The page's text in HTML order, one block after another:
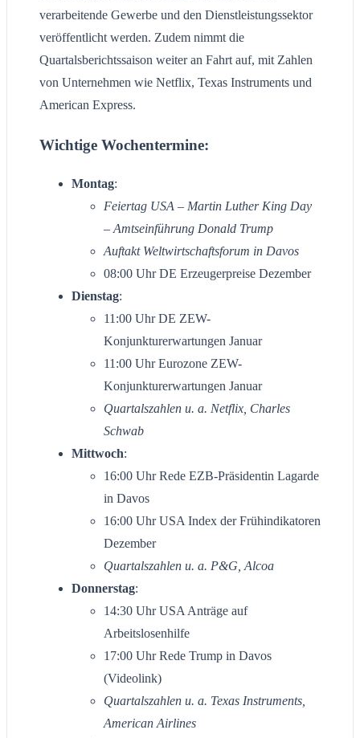
verarbeitende Gewerbe und den Dienstleistungssektor
veröffentlicht werden. Zudem nimmt die
Quartalsberichtssaison weiter an Fahrt auf, mit Zahlen
von Unternehmen wie Netflix, Texas Instruments und
American Express.
Wichtige Wochentermine:
Montag:
Feiertag USA – Martin Luther King Day
– Amtseinführung Donald Trump
Auftakt Weltwirtschaftsforum in Davos
08:00 Uhr DE Erzeugerpreise Dezember
Dienstag:
11:00 Uhr DE ZEW-
Konjunkturerwartungen Januar
11:00 Uhr Eurozone ZEW-
Konjunkturerwartungen Januar
Quartalszahlen u. a. Netflix, Charles
Schwab
Mittwoch:
16:00 Uhr Rede EZB-Präsidentin Lagarde
in Davos
16:00 Uhr USA Index der Frühindikatoren
Dezember
Quartalszahlen u. a. P&G, Alcoa
Donnerstag:
14:30 Uhr USA Anträge auf
Arbeitslosenhilfe
17:00 Uhr Rede Trump in Davos
(Videolink)
Quartalszahlen u. a. Texas Instruments,
American Airlines